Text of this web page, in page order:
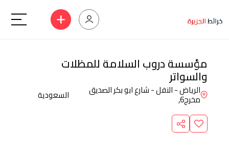
مؤسسة دروب السلامة للمظلات
والسواتر
الرياض - النفل - شارع ابو بكر الصديق
مخرج6, السعودية